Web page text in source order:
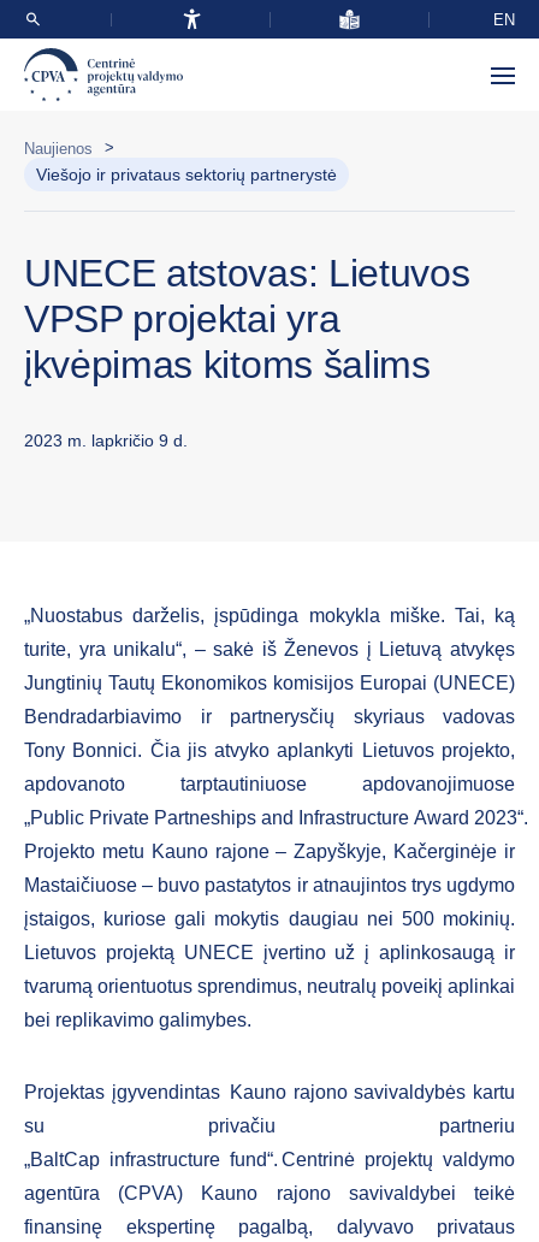
EN
Naujienos >
Viešojo ir privataus sektorių partnerystė
UNECE atstovas: Lietuvos
VPSP projektai yra
įkvėpimas kitoms šalims
2023 m. lapkričio 9 d.
„Nuostabus darželis, įspūdinga mokykla miške. Tai, ką
turite, yra unikalu“, – sakė iš Ženevos į Lietuvą atvykęs
Jungtinių Tautų Ekonomikos komisijos Europai (UNECE)
Bendradarbiavimo ir partnerysčių skyriaus vadovas
Tony Bonnici. Čia jis atvyko aplankyti Lietuvos projekto,
apdovanoto tarptautiniuose apdovanojimuose
„Public Private Partneships and Infrastructure Award 2023“.
Projekto metu Kauno rajone – Zapyškyje, Kačerginėje ir
Mastaičiuose – buvo pastatytos ir atnaujintos trys ugdymo
įstaigos, kuriose gali mokytis daugiau nei 500 mokinių.
Lietuvos projektą UNECE įvertino už į aplinkosaugą ir
tvarumą orientuotus sprendimus, neutralų poveikį aplinkai
bei replikavimo galimybes.
Projektas įgyvendintas Kauno rajono savivaldybės kartu
su privačiu partneriu
„BaltCap infrastructure fund“. Centrinė projektų valdymo
agentūra (CPVA) Kauno rajono savivaldybei teikė
finansinę ekspertinę pagalbą, dalyvavo privataus